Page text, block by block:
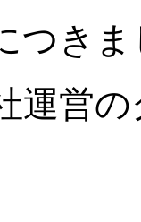
つき
運営